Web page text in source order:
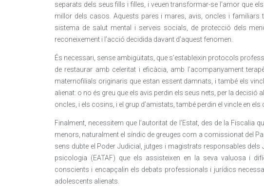
separats dels seus fills i filles, i veuen transformar-se l’amor que
millor dels casos. Aquests pares i mares, avis, oncles i familiars
sistema de salut mental i serveis socials, de protecció dels
reconeixement i l’acció decidida davant d’aquest fenomen.
És necessari, sense ambigüitats, que s’estableixin protocols
de restaurar amb celeritat i eficàcia, amb l’acompanyament
maternofilials originaris que estan essent damnats, i també els
alienat: o no és greu que els avis perdin els seus nets, per la decisió
oncles, i els cosins, i el grup d’amistats, també perdin el vincle en
Finalment, necessitem que l’autoritat de l’Estat, des de la Fiscalia
menors, naturalment el síndic de greuges com a comissionat del
sens dubte el Poder Judicial, jutges i magistrats responsables
psicologia (EATAF) que els assisteixen en la seva valuosa i
conscients i encapçalin els debats professionals i jurídics
adolescents alienats.